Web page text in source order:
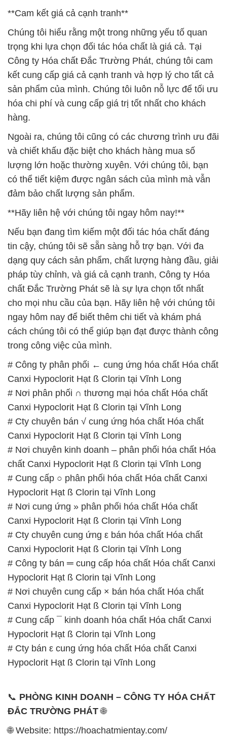
**Cam kết giá cả cạnh tranh**
Chúng tôi hiểu rằng một trong những yếu tố quan
trọng khi lựa chọn đối tác hóa chất là giá cả. Tại
Công ty Hóa chất Đắc Trường Phát, chúng tôi cam
kết cung cấp giá cả cạnh tranh và hợp lý cho tất cả
sản phẩm của mình. Chúng tôi luôn nỗ lực để tối ưu
hóa chi phí và cung cấp giá trị tốt nhất cho khách
hàng.
Ngoài ra, chúng tôi cũng có các chương trình ưu đãi
và chiết khấu đặc biệt cho khách hàng mua số
lượng lớn hoặc thường xuyên. Với chúng tôi, bạn
có thể tiết kiệm được ngân sách của mình mà vẫn
đảm bảo chất lượng sản phẩm.
**Hãy liên hệ với chúng tôi ngay hôm nay!**
Nếu bạn đang tìm kiếm một đối tác hóa chất đáng
tin cậy, chúng tôi sẽ sẵn sàng hỗ trợ bạn. Với đa
dạng quy cách sản phẩm, chất lượng hàng đầu, giải
pháp tùy chỉnh, và giá cả cạnh tranh, Công ty Hóa
chất Đắc Trường Phát sẽ là sự lựa chọn tốt nhất
cho mọi nhu cầu của bạn. Hãy liên hệ với chúng tôi
ngay hôm nay để biết thêm chi tiết và khám phá
cách chúng tôi có thể giúp bạn đạt được thành công
trong công việc của mình.
# Công ty phân phối ← cung ứng hóa chất Hóa chất
Canxi Hypoclorit Hạt ß Clorin tại Vĩnh Long
# Nơi phân phối ∩ thương mại hóa chất Hóa chất
Canxi Hypoclorit Hạt ß Clorin tại Vĩnh Long
# Cty chuyên bán √ cung ứng hóa chất Hóa chất
Canxi Hypoclorit Hạt ß Clorin tại Vĩnh Long
# Nơi chuyên kinh doanh – phân phối hóa chất Hóa
chất Canxi Hypoclorit Hạt ß Clorin tại Vĩnh Long
# Cung cấp ○ phân phối hóa chất Hóa chất Canxi
Hypoclorit Hạt ß Clorin tại Vĩnh Long
# Nơi cung ứng » phân phối hóa chất Hóa chất
Canxi Hypoclorit Hạt ß Clorin tại Vĩnh Long
# Cty chuyên cung ứng ε bán hóa chất Hóa chất
Canxi Hypoclorit Hạt ß Clorin tại Vĩnh Long
# Công ty bán ═ cung cấp hóa chất Hóa chất Canxi
Hypoclorit Hạt ß Clorin tại Vĩnh Long
# Nơi chuyên cung cấp × bán hóa chất Hóa chất
Canxi Hypoclorit Hạt ß Clorin tại Vĩnh Long
# Cung cấp ¯ kinh doanh hóa chất Hóa chất Canxi
Hypoclorit Hạt ß Clorin tại Vĩnh Long
# Cty bán ε cung ứng hóa chất Hóa chất Canxi
Hypoclorit Hạt ß Clorin tại Vĩnh Long
📞 PHÒNG KINH DOANH – CÔNG TY HÓA CHẤT
ĐẮC TRƯỜNG PHÁT🌐
🌐 Website: https://hoachatmientay.com/